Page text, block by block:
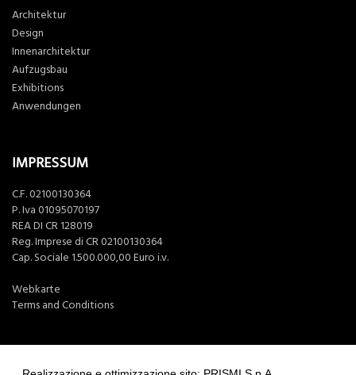
Architektur
Design
Innenarchitektur
Aufzugsbau
Exhibitions
Anwendungen
IMPRESSUM
C.F. 02100130364
P. Iva 01095070197
REA DI CR 128019
Reg. Imprese di CR 02100130364
Cap. Sociale 1.500.000,00 Euro i.v.
Webkarte
Terms and Conditions